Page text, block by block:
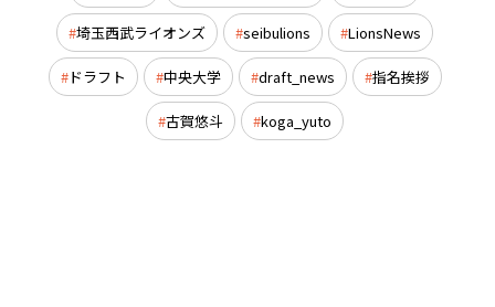
埼玉西武ライオンズ seibulions LionsNews
ドラフト 中央大学 draft_news 指名挨拶
古賀悠斗 koga_yuto